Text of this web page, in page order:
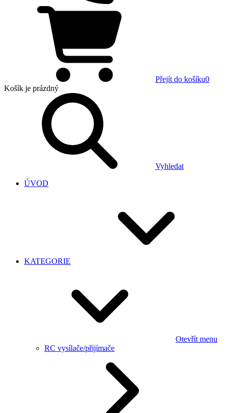
Přejít do košíku0
Košík je prázdný
Vyhledat
ÚVOD
KATEGORIE
Otevřít menu
RC vysílače/přijímače